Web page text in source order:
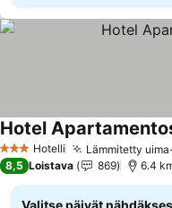
3 Tähtiluokitus
Hotelli Lämmitetty
Hotel
8,5 Loistava 869 6.4
Valitse päivät